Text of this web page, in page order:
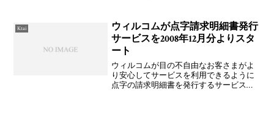
ネットワークス、WILLC
Ktai
ウィルコムが点字請求明細書発行
サービスを2008年12月分よりスタ
ート
ウィルコムが目の不自由なお客さまがよ
り安心してサービスを利用できるように
点字の請求明細書を発行するサービスを